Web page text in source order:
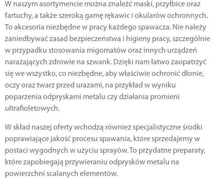
W naszym asortymencie można znaleźć maski, przyłbice oraz
fartuchy, a także szeroką gamę rękawic i okularów ochronnych.
To akcesoria niezbędne w pracy każdego spawacza. Nie należy
zaniedbywać zasad bezpieczeństwa i higieny pracy, szczególnie
w przypadku stosowania migomatów oraz innych urządzeń
narażających zdrowie na szwank. Dzięki nam łatwo zaopatrzyć
się we wszystko, co niezbędne, aby właściwie ochronić dłonie,
oczy oraz twarz przed urazami, na przykład w wyniku
poparzenia odpryskami metalu czy działania promieni
ultrafioletowych.
W skład naszej oferty wchodzą również specjalistyczne środki
poprawiające jakość procesu spawania, które sprzedajemy w
postaci wygodnych w użyciu sprayów. To przydatne preparaty,
które zapobiegają przywieraniu odprysków metalu na
powierzchni scalanych elementów.